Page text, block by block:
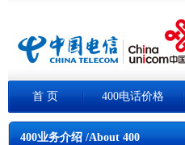
首 页 400电话价格
400业务介绍 /About 400